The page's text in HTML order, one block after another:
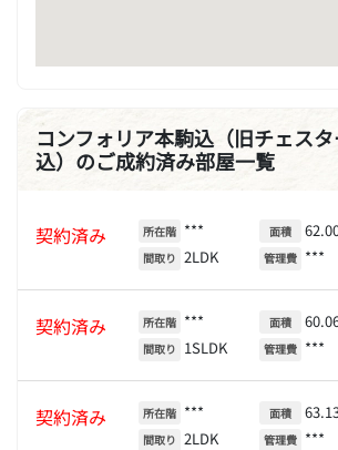
コンフォリア本駒込（旧チェス
込）のご成約済み部屋一覧
契約済み 所在階 ***
間取り 2LDK
面積
管理費 ***
契約済み 所在階 ***
間取り 1SLDK
面積
管理費 ***
契約済み 所在階 ***
間取り 2LDK
面積
管理費 ***